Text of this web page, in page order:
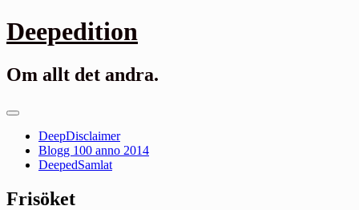
Gå
till
Deepedition
Om allt det andra.
Primär
DeepDisclaimer
Blogg 100 anno 2014
DeepedSamlat
Frisöket